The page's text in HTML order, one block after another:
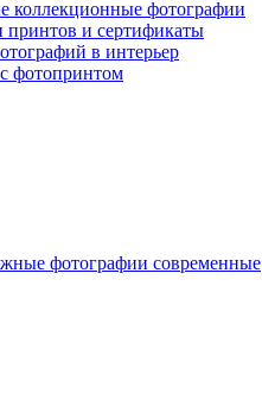
коллекционные фотографии
принтов и сертификаты
в интерьер
фотопринтом
фотографии современные